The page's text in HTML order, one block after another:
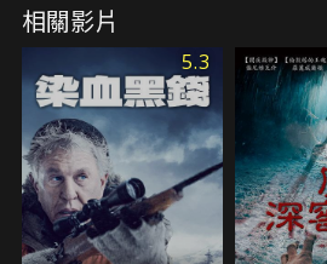
相關影片
5.3